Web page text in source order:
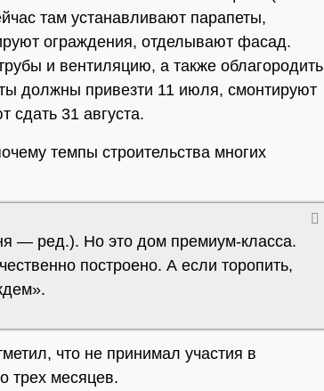
там устанавливают парапеты,
ограждения, отделывают фасад.
и вентиляцию, а также облагородить
должны привезти 11 июля, смонтируют
сдать 31 августа.
темпы строительства многих
— ред.). Но это дом премиум-класса.
построено. А если торопить,
что не принимал участия в
трех месяцев.